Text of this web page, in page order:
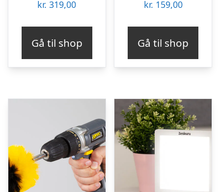
kr. 319,00
Gå til shop
kr. 159,00
Gå til shop